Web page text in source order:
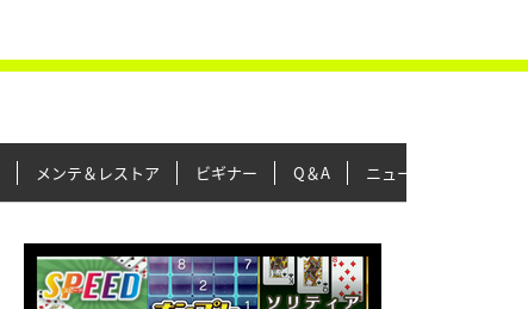
メンテ＆レストア ビギナー Q＆A ニュース＆トピックス